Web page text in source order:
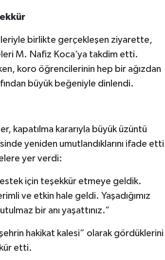
birlikte gerçekleşen ziyarette,
M. Nafiz Koca’ya takdim etti.
koro öğrencilerinin hep bir ağızdan
büyük beğeniyle dinlendi.
kapatılma kararıyla büyük üzüntü
yeniden umutlandıklarını ifade
yer verdi:
için teşekkür etmeye geldik.
ve etkin hale geldi. Yaşadığımız
bir anı yaşattınız.”
hakikat kalesi” olarak gördüklerini
etti.